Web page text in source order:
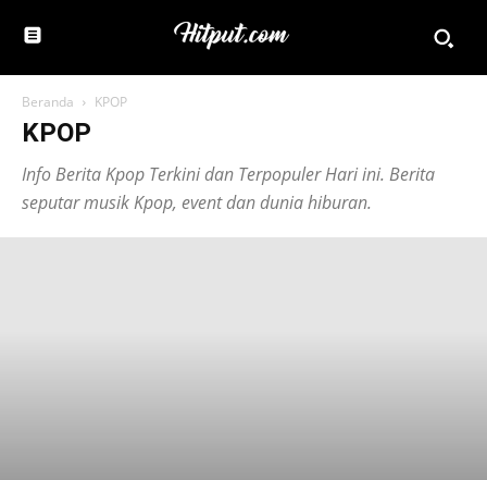
Beranda KPOP
KPOP
Info Berita Kpop Terkini dan Terpopuler Hari ini. Berita
seputar musik Kpop, event dan dunia hiburan.